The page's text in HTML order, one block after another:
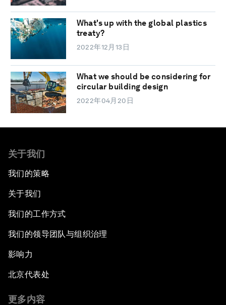
What's up with the global plastics
treaty?
2022年12月13日
What we should be considering for
circular building design
2022年04月20日
关于我们
我们的策略
关于我们
我们的工作方式
我们的领导团队与组织治理
影响力
北京代表处
更多内容